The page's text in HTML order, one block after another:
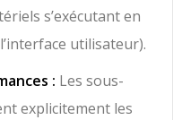
s’exécutant en
utilisateur).
: Les sous-
explicitement les